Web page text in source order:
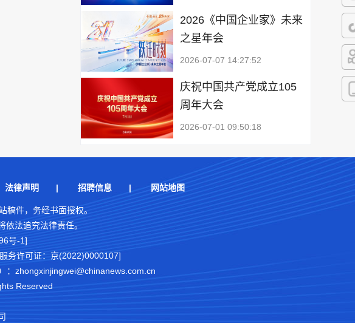
微
抖
快
2026《中国企业家》未来
之星年会
2026-07-07 14:27:52
庆祝中国共产党成立105
周年大会
2026-07-01 09:50:18
法律声明 | 招聘信息 | 网站地图
稿件，务经书面授权。
依法追究法律责任。
号-1]
务许可证：京(2022)0000107]
：zhongxinjingwei@chinanews.com.cn
Reserved